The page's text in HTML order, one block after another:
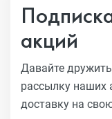
акций
Давайте
рассылку наших
доставку на